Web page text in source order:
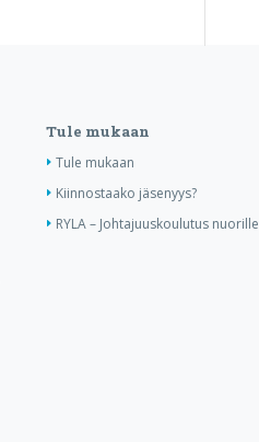
Tule mukaan
Tule mukaan
Kiinnostaako jäsenyys?
RYLA – Johtajuuskoulutus nuorille